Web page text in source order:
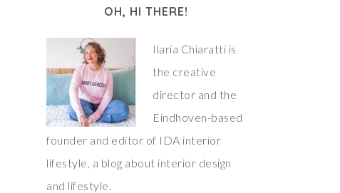
OH, HI THERE!
Ilaria Chiaratti is
the creative
director and the
Eindhoven-based
founder and editor of IDA interior
lifestyle, a blog about interior design
and lifestyle.